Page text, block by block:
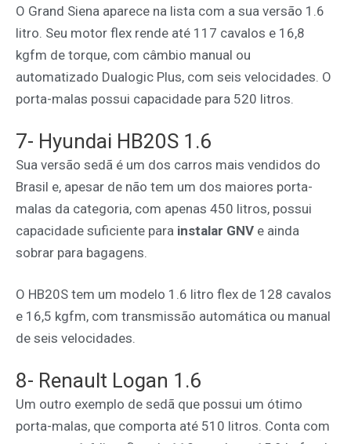
O Grand Siena aparece na lista com a sua versão 1.6
litro. Seu motor flex rende até 117 cavalos e 16,8
kgfm de torque, com câmbio manual ou
automatizado Dualogic Plus, com seis velocidades. O
porta-malas possui capacidade para 520 litros.
7- Hyundai HB20S 1.6
Sua versão sedã é um dos carros mais vendidos do
Brasil e, apesar de não tem um dos maiores porta-
malas da categoria, com apenas 450 litros, possui
capacidade suficiente para instalar GNV e ainda
sobrar para bagagens.
O HB20S tem um modelo 1.6 litro flex de 128 cavalos
e 16,5 kgfm, com transmissão automática ou manual
de seis velocidades.
8- Renault Logan 1.6
Um outro exemplo de sedã que possui um ótimo
porta-malas, que comporta até 510 litros. Conta com